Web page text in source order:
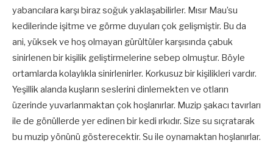
yabancılara karşı biraz soğuk yaklaşabilirler. Mısır Mau’su
kedilerinde işitme ve görme duyuları çok gelişmiştir. Bu da
ani, yüksek ve hoş olmayan gürültüler karşısında çabuk
sinirlenen bir kişilik geliştirmelerine sebep olmuştur. Böyle
ortamlarda kolaylıkla sinirlenirler. Korkusuz bir kişilikleri vardır.
Yeşillik alanda kuşların seslerini dinlemekten ve otların
üzerinde yuvarlanmaktan çok hoşlanırlar. Muzip şakacı tavırları
ile de gönüllerde yer edinen bir kedi ırkıdır. Size su sıçratarak
bu muzip yönünü gösterecektir. Su ile oynamaktan hoşlanırlar.